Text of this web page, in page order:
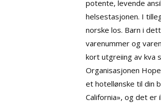
potente, levende
helsestasjonen. I
norske los. Barn i
varenummer og
kort utgreiing av kva
Organisasjonen
et hotellønske til din
California», og det